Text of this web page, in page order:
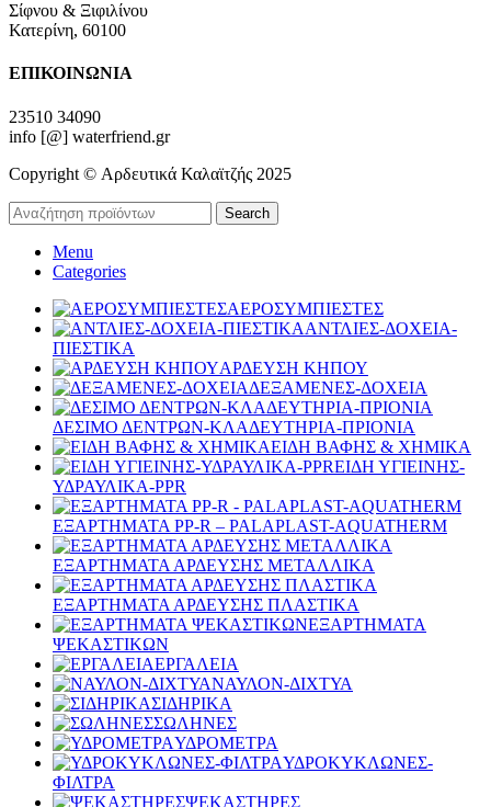
Σίφνου & Ξιφιλίνου
Κατερίνη, 60100
ΕΠΙΚΟΙΝΩΝΙΑ
23510 34090
info [@] waterfriend.gr
Copyright © Αρδευτικά Καλαϊτζής 2025
Search
Menu
Categories
ΑΕΡΟΣΥΜΠΙΕΣΤΕΣ
ΑΝΤΛΙΕΣ-ΔΟΧΕΙΑ-
ΠΙΕΣΤΙΚΑ
ΑΡΔΕΥΣΗ ΚΗΠΟΥ
ΔΕΞΑΜΕΝΕΣ-ΔΟΧΕΙΑ
ΔΕΣΙΜΟ ΔΕΝΤΡΩΝ-ΚΛΑΔΕΥΤΗΡΙΑ-ΠΡΙΟΝΙΑ
ΕΙΔΗ ΒΑΦΗΣ & ΧΗΜΙΚΑ
ΕΙΔΗ ΥΓΙΕΙΝΗΣ-
ΥΔΡΑΥΛΙΚΑ-PPR
ΕΞΑΡΤΗΜΑΤΑ PP-R – PALAPLAST-AQUATHERM
ΕΞΑΡΤΗΜΑΤΑ ΑΡΔΕΥΣΗΣ ΜΕΤΑΛΛΙΚΑ
ΕΞΑΡΤΗΜΑΤΑ ΑΡΔΕΥΣΗΣ ΠΛΑΣΤΙΚΑ
ΕΞΑΡΤΗΜΑΤΑ
ΨΕΚΑΣΤΙΚΩΝ
ΕΡΓΑΛΕΙΑ
ΝΑΥΛΟΝ-ΔΙΧΤΥΑ
ΣΙΔΗΡΙΚΑ
ΣΩΛΗΝΕΣ
ΥΔΡΟΜΕΤΡΑ
ΥΔΡΟΚΥΚΛΩΝΕΣ-
ΦΙΛΤΡΑ
ΨΕΚΑΣΤΗΡΕΣ